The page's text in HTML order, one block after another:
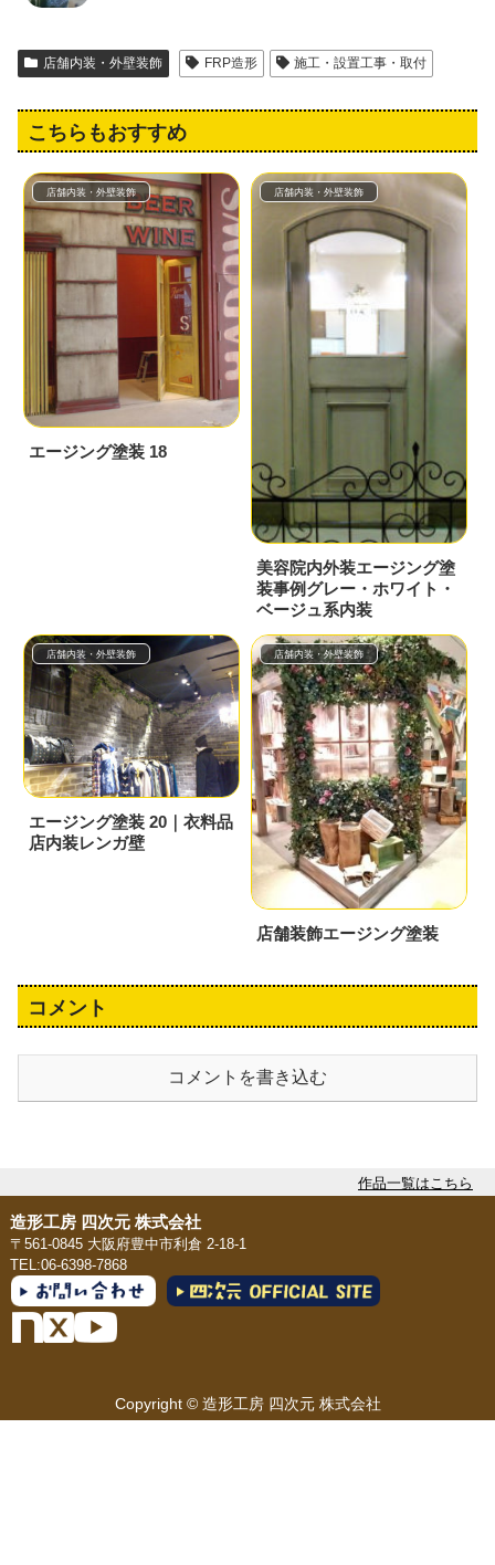
店舗内装・外壁装飾 FRP造形 施工・設置工事・取付
こちらもおすすめ
店舗内装・外壁装飾
エージング塗装 18
店舗内装・外壁装飾
美容院内外装エージング塗
装事例グレー・ホワイト・
ベージュ系内装
店舗内装・外壁装飾
エージング塗装 20｜衣料品
店内装レンガ壁
店舗内装・外壁装飾
店舗装飾エージング塗装
コメント
コメントを書き込む
作品一覧はこちら
造形工房 四次元 株式会社
〒561-0845 大阪府豊中市利倉 2-18-1
TEL:06-6398-7868
Copyright © 造形工房 四次元 株式会社